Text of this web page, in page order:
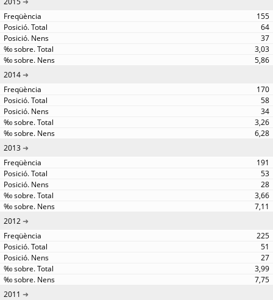
155
64
37
3,03
5,86
2014
170
58
34
3,26
6,28
2013
191
53
28
3,66
7,11
2012
225
51
27
3,99
7,75
2011